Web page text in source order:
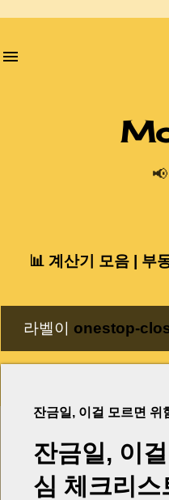
📊 계산기 모음 | 부
라벨이 onestop-
잔금일, 이걸 모르면 위
잔금일, 이
심 체크리스